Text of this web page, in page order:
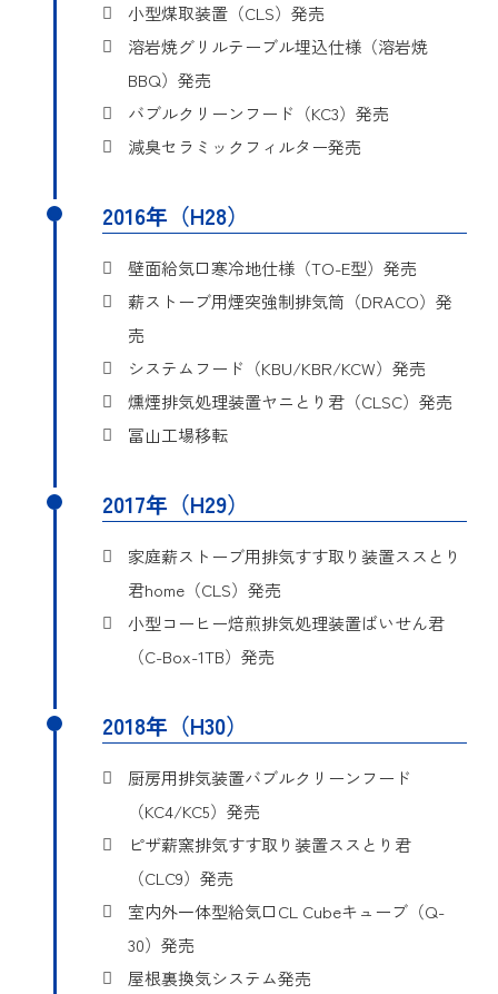
考案の名称
温度を加熱して、容易に取
フードに関する。
実用新案登録第3202518号
考案の名称
気化熱を利用してエアコン
方法
この考案は、エアコンの室
内機から排出されるドレン
の上昇による室外機の停止
を防止する方法に関するも
のである。
実用新案登録第3207722号
考案の名称 調理用排気装置
流を縮流加速し、その遠心
る油脂及び塵埃等を分離除
去する調理用排気装置に関
するものである。
実用新案登録第3220039号
考案の名称
この考案は、サイクロン効
小型煤取装置（CLS）発売
溶岩焼グリルテーブル埋込仕様（溶岩焼
BBQ）発売
バブルクリーンフード（KC3）発売
減臭セラミックフィルター発売
2016年（H28）
壁面給気口寒冷地仕様（TO-E型）発売
薪ストーブ用煙突強制排気筒（DRACO）発
売
システムフード（KBU/KBR/KCW）発売
燻煙排気処理装置ヤニとり君（CLSC）発売
冨山工場移転
2017年（H29）
家庭薪ストーブ用排気すす取り装置ススとり
君home（CLS）発売
小型コーヒー焙煎排気処理装置ばいせん君
（C-Box-1TB）発売
2018年（H30）
厨房用排気装置バブルクリーンフード
（KC4/KC5）発売
ピザ薪窯排気すす取り装置ススとり君
（CLC9）発売
室内外一体型給気口CL Cubeキューブ（Q-
30）発売
屋根裏換気システム発売